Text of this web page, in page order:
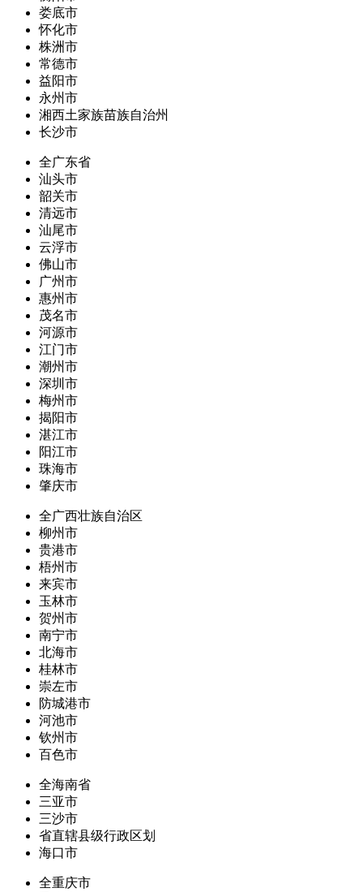
娄底市
怀化市
株洲市
常德市
益阳市
永州市
湘西土家族苗族自治州
长沙市
全广东省
汕头市
韶关市
清远市
汕尾市
云浮市
佛山市
广州市
惠州市
茂名市
河源市
江门市
潮州市
深圳市
梅州市
揭阳市
湛江市
阳江市
珠海市
肇庆市
全广西壮族自治区
柳州市
贵港市
梧州市
来宾市
玉林市
贺州市
南宁市
北海市
桂林市
崇左市
防城港市
河池市
钦州市
百色市
全海南省
三亚市
三沙市
省直辖县级行政区划
海口市
全重庆市